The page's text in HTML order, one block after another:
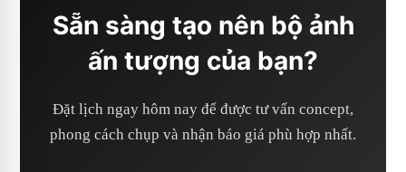
Sẵn sàng tạo nên bộ ảnh
ấn tượng của bạn?
Đặt lịch ngay hôm nay để được tư vấn concept,
phong cách chụp và nhận báo giá phù hợp nhất.